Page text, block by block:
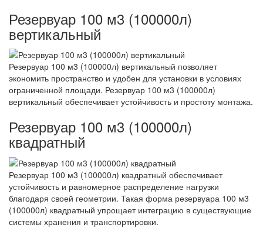
Резервуар 100 м3 (100000л)
вертикальный
Резервуар 100 м3 (100000л) вертикальный позволяет
экономить пространство и удобен для установки в условиях
ограниченной площади. Резервуар 100 м3 (100000л)
вертикальный обеспечивает устойчивость и простоту монтажа.
Резервуар 100 м3 (100000л)
квадратный
Резервуар 100 м3 (100000л) квадратный обеспечивает
устойчивость и равномерное распределение нагрузки
благодаря своей геометрии. Такая форма резервуара 100 м3
(100000л) квадратный упрощает интеграцию в существующие
системы хранения и транспортировки.